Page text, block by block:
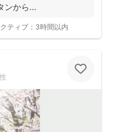
ンから...
ティブ： 3時間以内